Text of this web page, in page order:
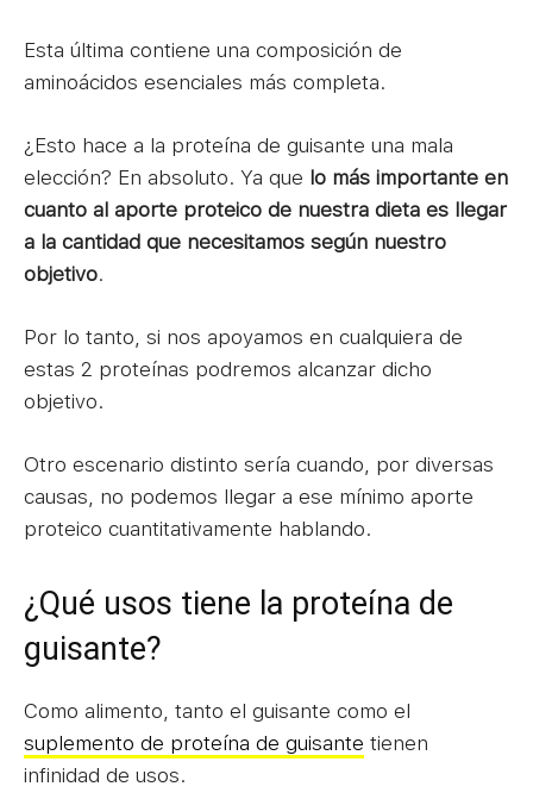
Esta última contiene una composición de
aminoácidos esenciales más completa.
¿Esto hace a la proteína de guisante una mala
elección? En absoluto. Ya que lo más importante en
cuanto al aporte proteico de nuestra dieta es llegar
a la cantidad que necesitamos según nuestro
objetivo.
Por lo tanto, si nos apoyamos en cualquiera de
estas 2 proteínas podremos alcanzar dicho
objetivo.
Otro escenario distinto sería cuando, por diversas
causas, no podemos llegar a ese mínimo aporte
proteico cuantitativamente hablando.
¿Qué usos tiene la proteína de
guisante?
Como alimento, tanto el guisante como el
suplemento de proteína de guisante tienen
infinidad de usos.